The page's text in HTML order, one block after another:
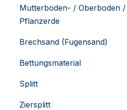
Mutterboden- / Oberboden /
Pflanzerde
Brechsand (Fugensand)
Bettungsmaterial
Splitt
Ziersplitt